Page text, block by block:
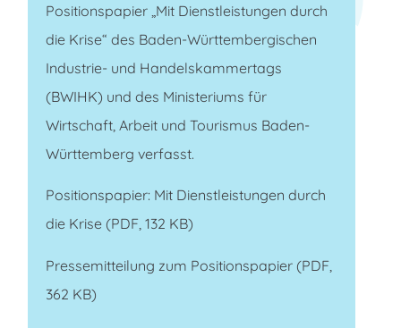
Positionspapier „Mit Dienstleistungen durch
die Krise“ des Baden-Württembergischen
Industrie- und Handelskammertags
(BWIHK) und des Ministeriums für
Wirtschaft, Arbeit und Tourismus Baden-
Württemberg verfasst.
Positionspapier: Mit Dienstleistungen durch
die Krise (PDF, 132 KB)
Pressemitteilung zum Positionspapier (PDF,
362 KB)